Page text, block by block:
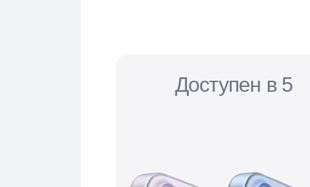
Доступен в 5